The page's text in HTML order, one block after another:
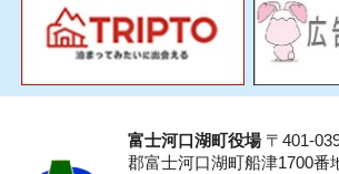
富士河口湖町役場〒401-
郡富士河口湖町船津1700番